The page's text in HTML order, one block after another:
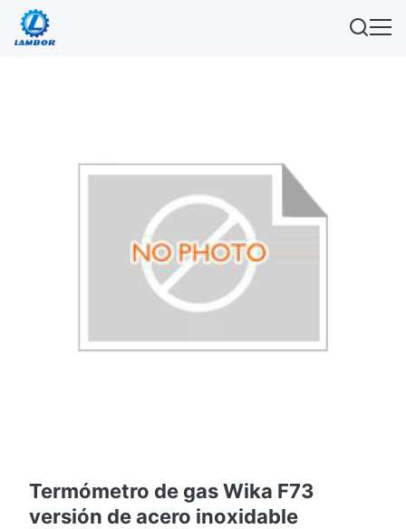
Termómetro de gas Wika F73
versión de acero inoxidable